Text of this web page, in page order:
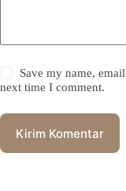
Save my name,
next time I comment.
Kirim Komentar